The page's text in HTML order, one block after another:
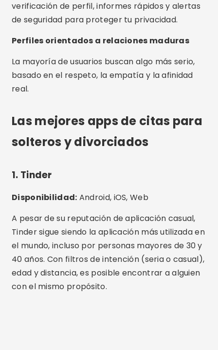
verificación de perfil, informes rápidos y alertas
de seguridad para proteger tu privacidad.
Perfiles orientados a relaciones maduras
La mayoría de usuarios buscan algo más serio,
basado en el respeto, la empatía y la afinidad
real.
Las mejores apps de citas para
solteros y divorciados
1. Tinder
Disponibilidad: Android, iOS, Web
A pesar de su reputación de aplicación casual,
Tinder sigue siendo la aplicación más utilizada en
el mundo, incluso por personas mayores de 30 y
40 años. Con filtros de intención (seria o casual),
edad y distancia, es posible encontrar a alguien
con el mismo propósito.